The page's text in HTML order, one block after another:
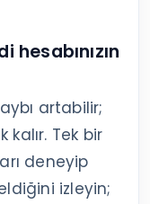
artabilir;
kalır. Tek bir
deneyip
izleyin;